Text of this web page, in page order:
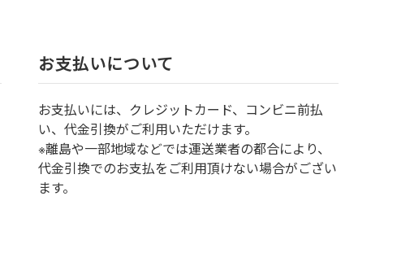
お⽀払いについて
お⽀払いには、クレジットカード、コンビニ前払
い、代金引換がご利用いただけます。
※離島や一部地域などでは運送業者の都合により、
代金引換でのお支払をご利用頂けない場合がござい
ます。